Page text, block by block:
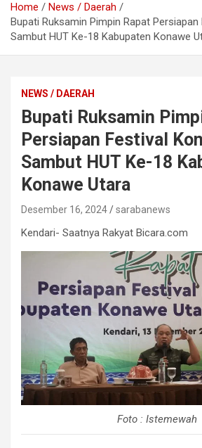
Home
News / Daerah
Bupati Ruksamin Pimpin Rapat
Sambut HUT Ke-18 Kabupaten Konawe
NEWS / DAERAH
Bupati Ruksamin
Persiapan Festival
Sambut HUT Ke-18
Konawe Utara
Desember 16, 2024 sarabanews
Kendari- Saatnya Rakyat Bicara.com
Foto : Istemewah